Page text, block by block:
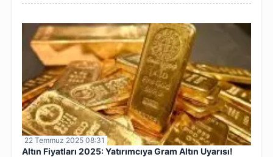
22 Temmuz 2025 08:31
Altın Fiyatları 2025: Yatırımcıya Gram Altın Uyarısı!